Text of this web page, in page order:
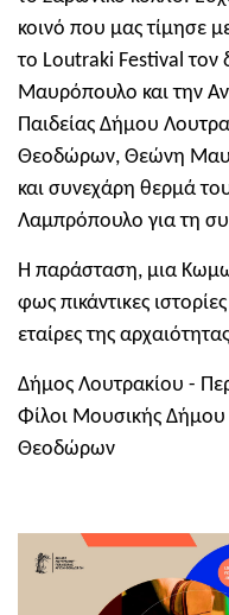
κοινό που μας τίμησε
το Loutraki Festival τον
Μαυρόπουλο και την
Παιδείας Δήμου
Θεοδώρων, Θεώνη
και συνεχάρη θερμά
Λαμπρόπουλο για τη
Η παράσταση, μια
φως πικάντικες
εταίρες της
Δήμος Λουτρακίου -
Φίλοι Μουσικής
Θεοδώρων